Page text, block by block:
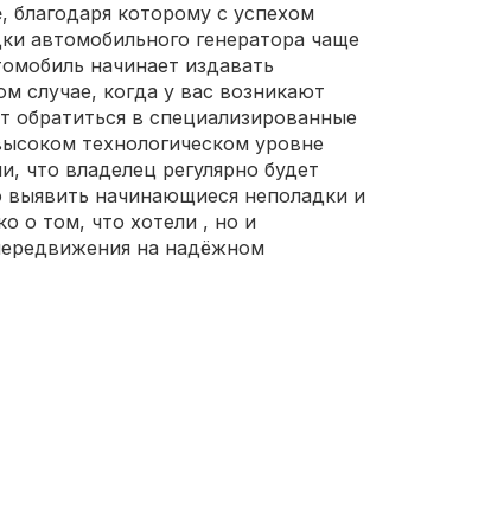
, благодаря которому с успехом
автомобильного генератора чаще
начинает издавать
случае, когда у вас возникают
обратиться в специализированные
технологическом уровне
что владелец регулярно будет
начинающиеся неполадки и
о том, что хотели , но и
на надёжном